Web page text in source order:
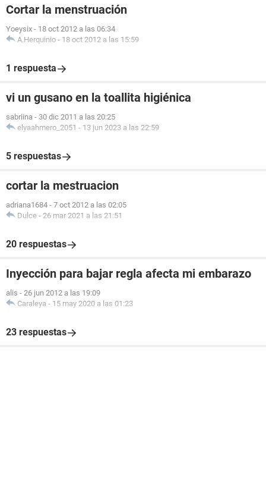
Cortar la menstruación
Yoeysix - 18 oct 2012 a las 06:34
A.Herquinio - 18 oct 2012 a las 15:59
1 respuesta
vi un gusano en la toallita higiénica
sabriina - 30 dic 2011 a las 20:25
elyaahmero_2051 - 13 jun 2023 a las 22:59
5 respuestas
cortar la mestruacion
adriana1684 - 7 oct 2012 a las 02:05
Dulce - 26 mar 2021 a las 21:51
20 respuestas
Inyección para bajar regla afecta mi embarazo
alis - 26 jun 2012 a las 19:09
Caraleya - 15 may 2020 a las 01:23
23 respuestas